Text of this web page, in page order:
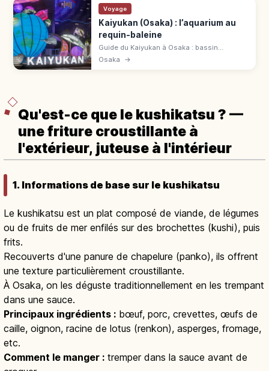
Voyage
Kaiyukan (Osaka) : l’aquarium au
requin-baleine
Guide du Kaiyukan à Osaka : bassin
Pacifique, requin-baleine, 620 espèces et
Osaka →
Qu'est-ce que le kushikatsu ? —
une friture croustillante à
l'extérieur, juteuse à l'intérieur
1. Informations de base sur le kushikatsu
Le kushikatsu est un plat composé de viande, de légumes
ou de fruits de mer enfilés sur des brochettes (kushi), puis
frits.
Recouverts d'une panure de chapelure (panko), ils offrent
une texture particulièrement croustillante.
À Osaka, on les déguste traditionnellement en les trempant
dans une sauce.
Principaux ingrédients : bœuf, porc, crevettes, œufs de
caille, oignon, racine de lotus (renkon), asperges, fromage,
etc.
Comment le manger : tremper dans la sauce avant de